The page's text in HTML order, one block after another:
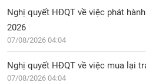
Nghị quyết HĐQT về việc phát
2026
07/08/2026 04:04
Nghị quyết HĐQT về việc mua lại
07/08/2026 04:04